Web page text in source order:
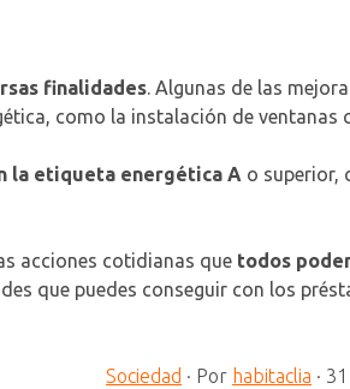
finalidades. Algunas de las
como la instalación de
la etiqueta energética A o superior,
acciones cotidianas que todos
que puedes conseguir con los
Sociedad · Por habitaclia ·